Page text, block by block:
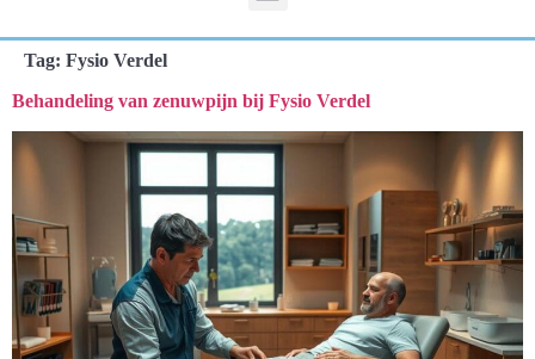
Tag: Fysio Verdel
Behandeling van zenuwpijn bij Fysio Verdel